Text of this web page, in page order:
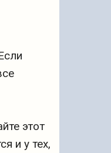
этот
и у тех,